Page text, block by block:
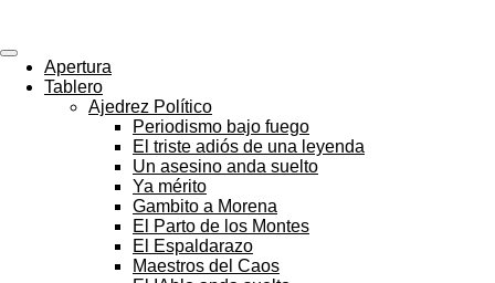
contenido
principal
Apertura
Tablero
Ajedrez Político
Periodismo bajo fuego
El triste adiós de una leyenda
Un asesino anda suelto
Ya mérito
Gambito a Morena
El Parto de los Montes
El Espaldarazo
Maestros del Caos